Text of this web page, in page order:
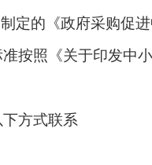
定的《政府采购促
按照《关于印发中
方式联系